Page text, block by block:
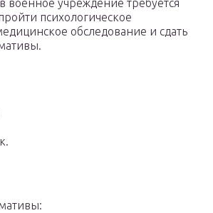
военное учреждение требуется
психологическое
обследование и сдать